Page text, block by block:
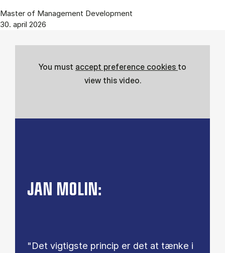
Master of Management Development
30. april 2026
JAN MOLIN:
"Det vigtigste princip er det at tænke i
You must accept preference cookies to
view this video.